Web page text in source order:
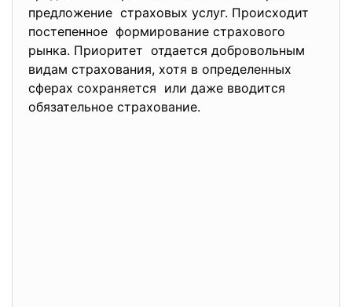
предложение страховых услуг. Происходит
постепенное формирование страхового
рынка. Приоритет отдается добровольным
видам страхования, хотя в определенных
сферах сохраняется или даже вводится
обязательное страхование.